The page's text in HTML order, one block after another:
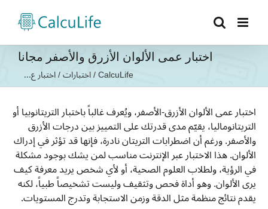
اختبار عمى الألوان الأزرق والأصفر مجانا
CalcuLife
/اختبارات/اختبار ع...
اختبار عمى الألوان الأزرق-الأصفر، ويُعرف غالباً باختبار التريتانوبيا أو
التريتانوماليا، يقيّم مدى قدرتك على التمييز بين درجات الأزرق
والأصفر. ورغم أن اضطرابات التريتان نادرة، فإنها قد تؤثر في إدراك
الألوان. هذا الاختبار عبر الإنترنت مناسب لمن يشك بوجود مشكلة
في الرؤية، ولطلاب العلوم الصحية، أو لأي شخص يريد معرفة كيف
يرى الألوان. وهو أداة فحص وتثقيف وليست تشخيصاً طبياً، لكنه
يقدم نتائج منظمة مثل الدقة وزمن الاستجابة وتدرج المستويات.